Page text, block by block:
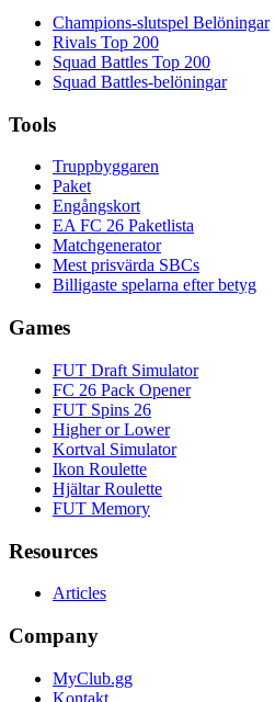
Champions-slutspel Belöningar
Rivals Top 200
Squad Battles Top 200
Squad Battles-belöningar
Tools
Truppbyggaren
Paket
Engångskort
EA FC 26 Paketlista
Matchgenerator
Mest prisvärda SBCs
Billigaste spelarna efter betyg
Games
FUT Draft Simulator
FC 26 Pack Opener
FUT Spins 26
Higher or Lower
Kortval Simulator
Ikon Roulette
Hjältar Roulette
FUT Memory
Resources
Articles
Company
MyClub.gg
Kontakt